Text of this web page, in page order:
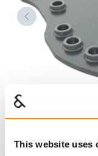
This website uses
Forrige